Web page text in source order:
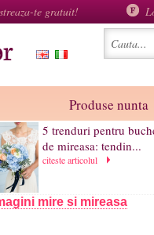
te gratuit!
Produse nunta
5 trenduri pentru
de mireasa: tendin...
citeste articolul
mire si mireasa